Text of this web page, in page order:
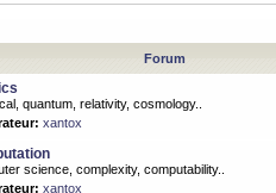
Forum
quantum, relativity, cosmology..
xantox
science, complexity, computability..
xantox